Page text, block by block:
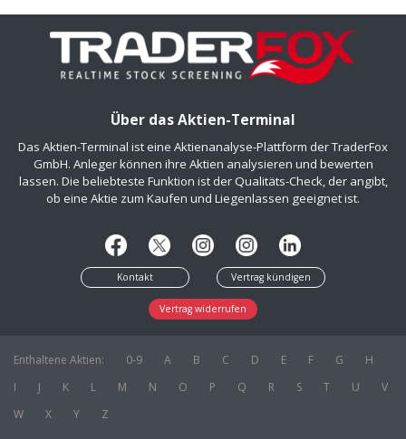
Über das Aktien-Terminal
Das Aktien-Terminal ist eine Aktienanalyse-Plattform der TraderFox
GmbH. Anleger können ihre Aktien analysieren und bewerten
lassen. Die beliebteste Funktion ist der Qualitäts-Check, der angibt,
ob eine Aktie zum Kaufen und Liegenlassen geeignet ist.
Kontakt Vertrag kündigen
Vertrag widerrufen
Enthaltene Aktien: 0-9 A B C D E F G
H
I
J K L M N O P Q R S T U
V
W
X Y Z